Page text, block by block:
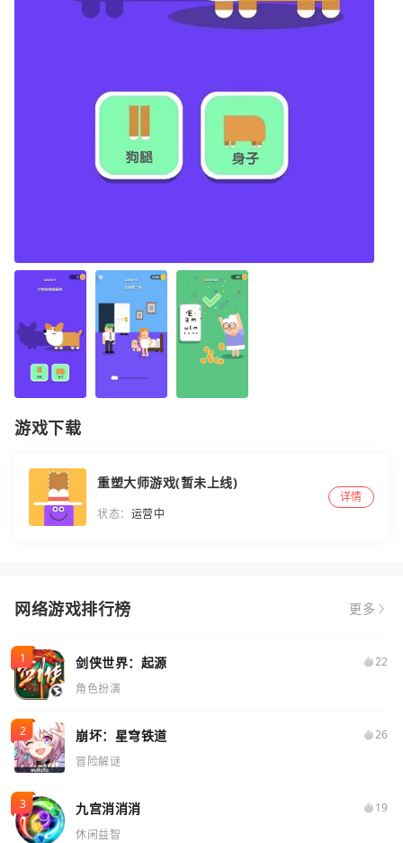
游戏下载
重塑大师游戏(暂未上线)
状态： 运营中
详情
网络游戏排行榜 更多
剑侠世界：起源
22
角色扮演
崩坏：星穹铁道
26
冒险解谜
九宫消消消
19
休闲益智